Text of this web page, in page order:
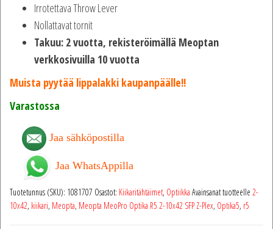
Irrotettava Throw Lever
Nollattavat tornit
Takuu: 2 vuotta, rekisteröimällä Meoptan
verkkosivuilla 10 vuotta
Muista pyytää lippalakki kaupanpäälle!!
Varastossa
Jaa sähköpostilla
Jaa WhatsAppilla
Tuotetunnus (SKU): 1081707 Osastot: Kiikaritähtäimet, Optiikka Avainsanat tuotteelle 2-
10x42, kiikari, Meopta, Meopta MeoPro Optika R5 2-10x42 SFP Z-Plex, Optika5, r5